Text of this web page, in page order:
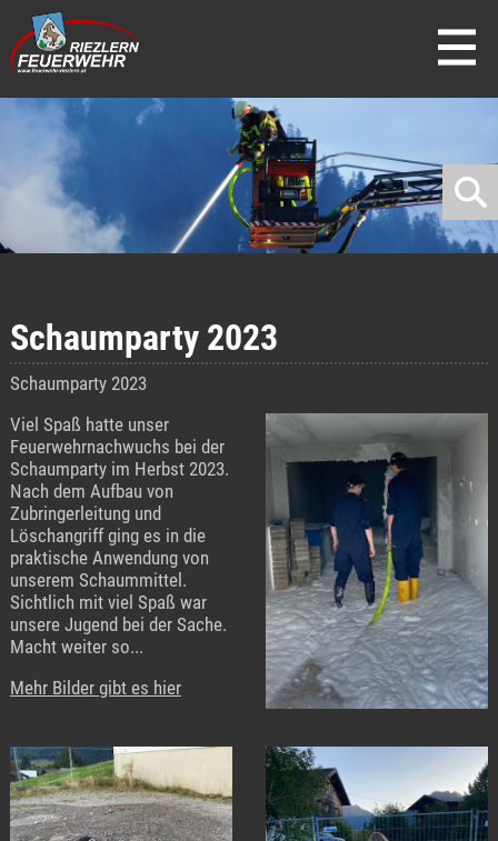
direkt zur Navigation
direkt zum Inhalt
Schaumparty 2023
Schaumparty 2023
Viel Spaß hatte unser
Feuerwehrnachwuchs bei der
Schaumparty im Herbst 2023.
Nach dem Aufbau von
Zubringerleitung und
Löschangriff ging es in die
praktische Anwendung von
unserem Schaummittel.
Sichtlich mit viel Spaß war
unsere Jugend bei der Sache.
Macht weiter so...
Mehr Bilder gibt es hier